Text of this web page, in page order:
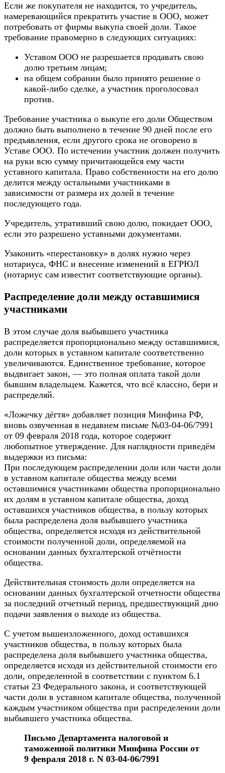
Если же покупателя не находится, то учредитель,
намеревающийся прекратить участие в ООО, может
потребовать от фирмы выкупа своей доли. Такое
требование правомерно в следующих ситуациях:
Уставом ООО не разрешается продавать свою
долю третьим лицам;
на общем собрании было принято решение о
какой-либо сделке, а участник проголосовал
против.
Требование участника о выкупе его доли Обществом
должно быть выполнено в течение 90 дней после его
предъявления, если другого срока не оговорено в
Уставе ООО. По истечении участник должен получить
на руки всю сумму причитающейся ему части
уставного капитала. Право собственности на его долю
делится между остальными участниками в
зависимости от размера их долей в течение
последующего года.
Учредитель, утративший свою долю, покидает ООО,
если это разрешено уставными документами.
Узаконить «перестановку» в долях нужно через
нотариуса, ФНС и внесение изменений в ЕГРЮЛ
(нотариус сам известит соответствующие органы).
Распределение доли между оставшимися
участниками
В этом случае доля выбывшего участника
распределяется пропорционально между оставшимися,
доли которых в уставном капитале соответственно
увеличиваются. Единственное требование, которое
выдвигает закон, — это полная оплата такой доли
бывшим владельцем. Кажется, что всё классно, бери и
распределяй.
«Ложечку дёгтя» добавляет позиция Минфина РФ,
вновь озвученная в недавнем письме №03-04-06/7991
от 09 февраля 2018 года, которое содержит
любопытное утверждение. Для наглядности приведём
выдержки из письма:
При последующем распределении доли или части доли
в уставном капитале общества между всеми
оставшимися участниками общества пропорционально
их долям в уставном капитале общества, доход
оставшихся участников общества, в пользу которых
была распределена доля выбывшего участника
общества, определяется исходя из действительной
стоимости полученной доли, определяемой на
основании данных бухгалтерской отчётности
общества.
Действительная стоимость доли определяется на
основании данных бухгалтерской отчетности общества
за последний отчетный период, предшествующий дню
подачи заявления о выходе из общества.
С учетом вышеизложенного, доход оставшихся
участников общества, в пользу которых была
распределена доля выбывшего участника общества,
определяется исходя из действительной стоимости его
доли, определенной в соответствии с пунктом 6.1
статьи 23 Федерального закона, и соответствующей
части доли в уставном капитале общества, полученной
каждым участником общества при распределении доли
выбывшего участника общества.
Письмо Департамента налоговой и
таможенной политики Минфина России от
9 февраля 2018 г. N 03-04-06/7991